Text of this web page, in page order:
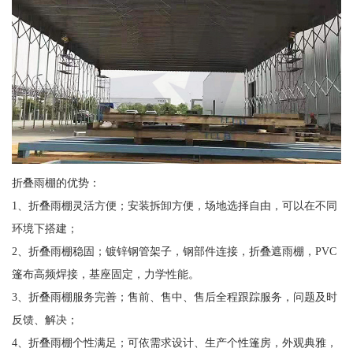
折叠雨棚的优势：
1、折叠雨棚灵活方便；安装拆卸方便，场地选择自由，可以在不同
环境下搭建；
2、折叠雨棚稳固；镀锌钢管架子，钢部件连接，折叠遮雨棚，PVC
篷布高频焊接，基座固定，力学性能。
3、折叠雨棚服务完善；售前、售中、售后全程跟踪服务，问题及时
反馈、解决；
4、折叠雨棚个性满足；可依需求设计、生产个性篷房，外观典雅，